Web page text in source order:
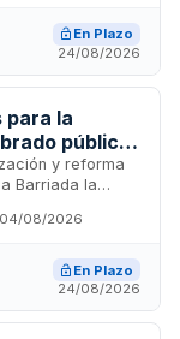
La
En Plazo
24/08/2026
la
público
de Dos
y reforma
Barriada la
se tramita
con criterio de
04/08/2026
En Plazo
24/08/2026